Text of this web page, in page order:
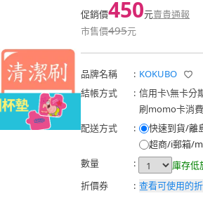
促銷價450元賣貴通報
市售價495元
品牌名稱 : KOKUBO
結帳方式
: 信用卡\無卡分
刷momo卡消
配送方式
:
快速到貨/離
超商/i郵箱/
數量
:
庫存低
折價券
: 查看可使用的